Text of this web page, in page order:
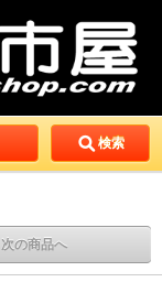
検索
次の商品へ